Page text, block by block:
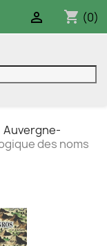
shopping_cart (0)

Auvergne-
des noms